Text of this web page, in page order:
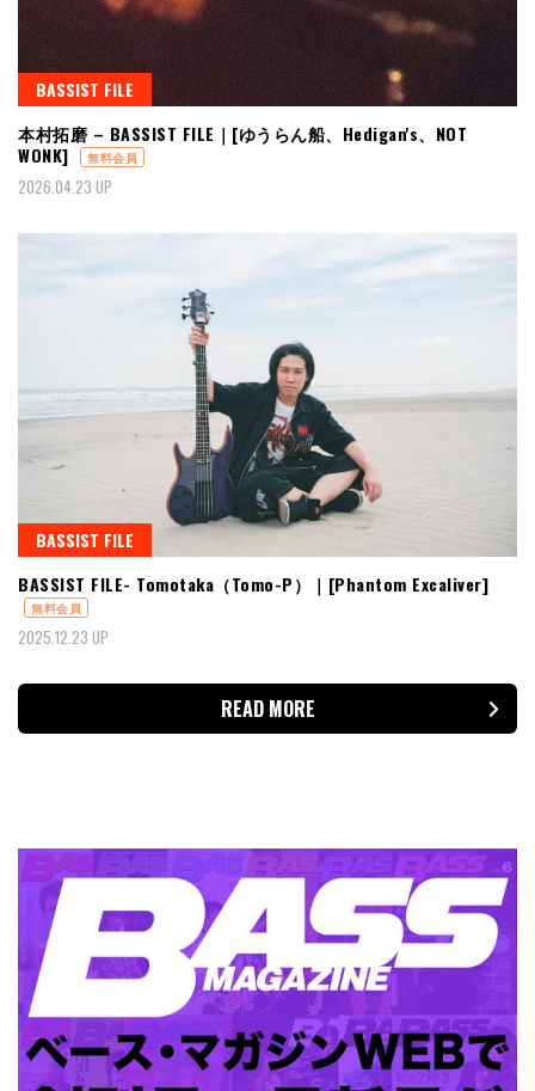
BASSIST FILE
本村拓磨 – BASSIST FILE｜[ゆうらん船、Hedigan's、NOT
WONK]
無料会員
2026.04.23 UP
BASSIST FILE
BASSIST FILE- Tomotaka（Tomo-P）｜[Phantom Excaliver]
無料会員
2025.12.23 UP
READ MORE